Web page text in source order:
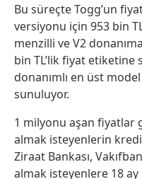
Bu süreçte Togg’un
versiyonu için 953 bin
menzilli ve V2
bin TL’lik fiyat etiketine
donanımlı en üst
sunuluyor.
1 milyonu aşan fiyatlar
almak isteyenlerin
Ziraat Bankası,
almak isteyenlere 18